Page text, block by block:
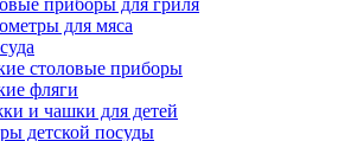
приборы для гриля
для мяса
столовые приборы
фляги
и чашки для детей
детской посуды